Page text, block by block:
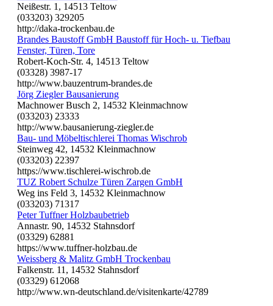
Neißestr. 1, 14513 Teltow
(033203) 329205
http://daka-trockenbau.de
Brandes Baustoff GmbH Baustoff für Hoch- u. Tiefbau
Fenster, Türen, Tore
Robert-Koch-Str. 4, 14513 Teltow
(03328) 3987-17
http://www.bauzentrum-brandes.de
Jörg Ziegler Bausanierung
Machnower Busch 2, 14532 Kleinmachnow
(033203) 23333
http://www.bausanierung-ziegler.de
Bau- und Möbeltischlerei Thomas Wischrob
Steinweg 42, 14532 Kleinmachnow
(033203) 22397
https://www.tischlerei-wischrob.de
TUZ Robert Schulze Türen Zargen GmbH
Weg ins Feld 3, 14532 Kleinmachnow
(033203) 71317
Peter Tuffner Holzbaubetrieb
Annastr. 90, 14532 Stahnsdorf
(03329) 62881
https://www.tuffner-holzbau.de
Weissberg & Malitz GmbH Trockenbau
Falkenstr. 11, 14532 Stahnsdorf
(03329) 612068
http://www.wn-deutschland.de/visitenkarte/42789